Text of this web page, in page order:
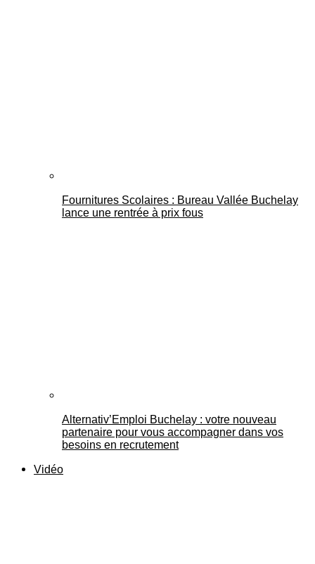
Fournitures Scolaires : Bureau Vallée Buchelay
lance une rentrée à prix fous
Alternativ’Emploi Buchelay : votre nouveau
partenaire pour vous accompagner dans vos
besoins en recrutement
Vidéo